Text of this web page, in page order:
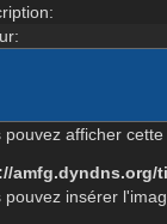
pouvez afficher
amfg.dyndns.org/
pouvez insérer